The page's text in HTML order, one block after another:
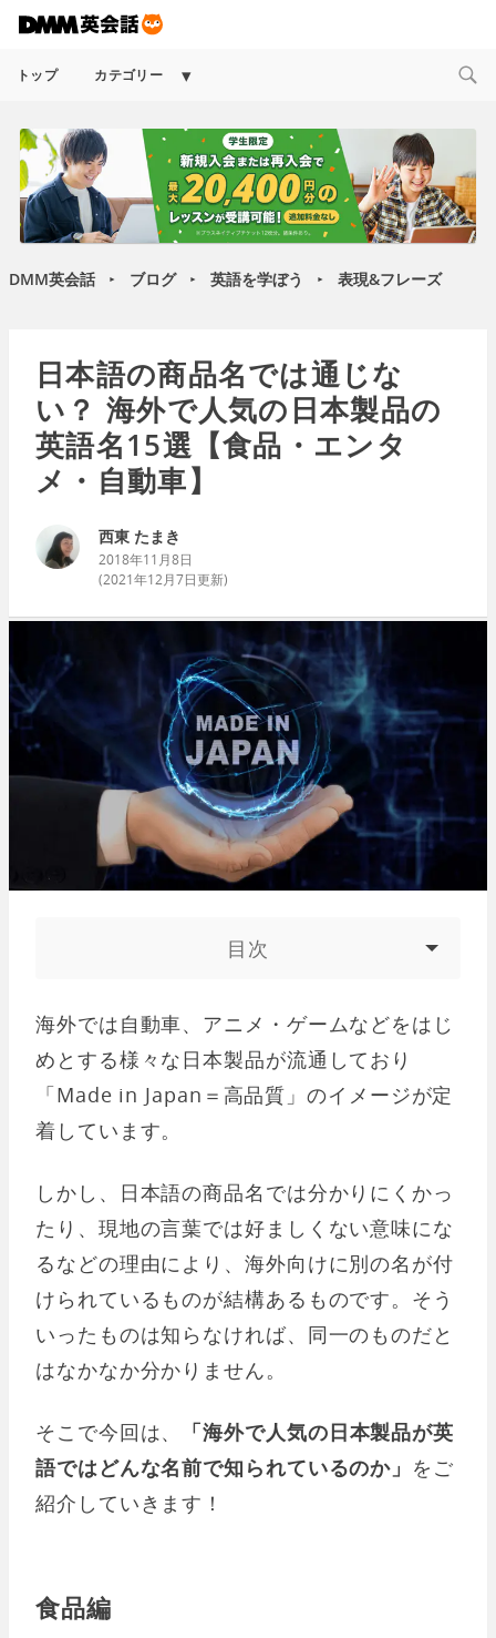
トップ カテゴリー
Expand
menu
DMM英会話 ► ブログ ► 英語を学ぼう ► 表現&フレーズ
日本語の商品名では通じな
い？ 海外で人気の日本製品の
英語名15選【食品・エンタ
メ・自動車】
西東 たまき
2018年11月8日
(2021年12月7日更新)
目次
海外では自動車、アニメ・ゲームなどをはじ
めとする様々な日本製品が流通しており
「Made in Japan＝高品質」のイメージが定
着しています。
しかし、日本語の商品名では分かりにくかっ
たり、現地の言葉では好ましくない意味にな
るなどの理由により、海外向けに別の名が付
けられているものが結構あるものです。そう
いったものは知らなければ、同一のものだと
はなかなか分かりません。
そこで今回は、
「海外で人気の日本製品が英
語ではどんな名前で知られているのか」 をご
紹介していきます！
食品編